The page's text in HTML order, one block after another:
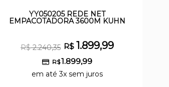
YY050205 REDE NET
EMPACOTADORA 3600M KUHN
R$2.240,35 R$ 1.899,99
R$1.899,99
em até 3x sem juros